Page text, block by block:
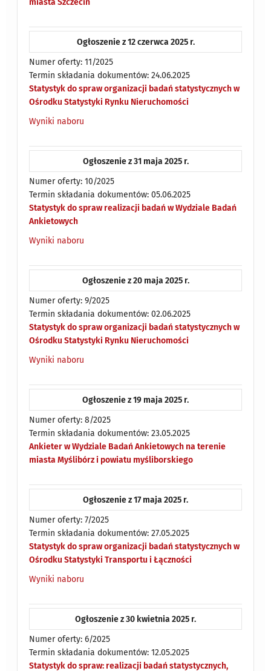
miasta Szczecin
Ogłoszenie z 12 czerwca 2025 r.
Numer oferty: 11/2025
Termin składania dokumentów: 24.06.2025
Statystyk do spraw organizacji badań statystycznych w
Ośrodku Statystyki Rynku Nieruchomości
Wyniki naboru
Ogłoszenie z 31 maja 2025 r.
Numer oferty: 10/2025
Termin składania dokumentów: 05.06.2025
Statystyk do spraw realizacji badań w Wydziale Badań
Ankietowych
Wyniki naboru
Ogłoszenie z 20 maja 2025 r.
Numer oferty: 9/2025
Termin składania dokumentów: 02.06.2025
Statystyk do spraw organizacji badań statystycznych w
Ośrodku Statystyki Rynku Nieruchomości
Wyniki naboru
Ogłoszenie z 19 maja 2025 r.
Numer oferty: 8/2025
Termin składania dokumentów: 23.05.2025
Ankieter w Wydziale Badań Ankietowych na terenie
miasta Myślibórz i powiatu myśliborskiego
Ogłoszenie z 17 maja 2025 r.
Numer oferty: 7/2025
Termin składania dokumentów: 27.05.2025
Statystyk do spraw organizacji badań statystycznych w
Ośrodku Statystyki Transportu i Łączności
Wyniki naboru
Ogłoszenie z 30 kwietnia 2025 r.
Numer oferty: 6/2025
Termin składania dokumentów: 12.05.2025
Statystyk do spraw: realizacji badań statystycznych,